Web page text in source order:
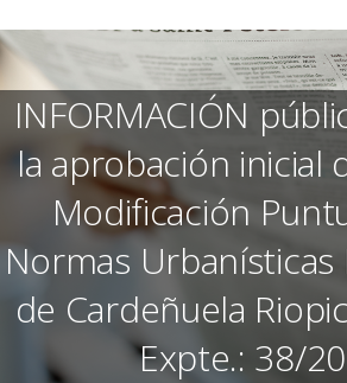
INFORMACIÓN
la aprobación inicial
Modificación
Normas Urbanísticas
de Cardeñuela
Expte.: 38/